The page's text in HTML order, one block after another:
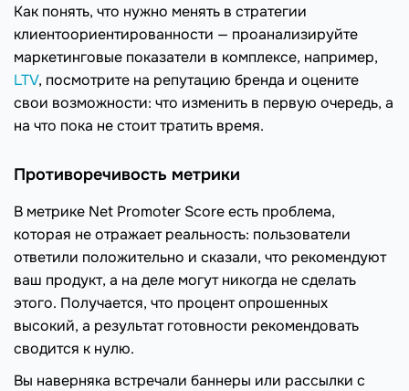
Как понять, что нужно менять в стратегии
клиентоориентированности — проанализируйте
маркетинговые показатели в комплексе, например,
LTV, посмотрите на репутацию бренда и оцените
свои возможности: что изменить в первую очередь, а
на что пока не стоит тратить время.
Противоречивость метрики
В метрике Net Promoter Score есть проблема,
которая не отражает реальность: пользователи
ответили положительно и сказали, что рекомендуют
ваш продукт, а на деле могут никогда не сделать
этого. Получается, что процент опрошенных
высокий, а результат готовности рекомендовать
сводится к нулю.
Вы наверняка встречали баннеры или рассылки с